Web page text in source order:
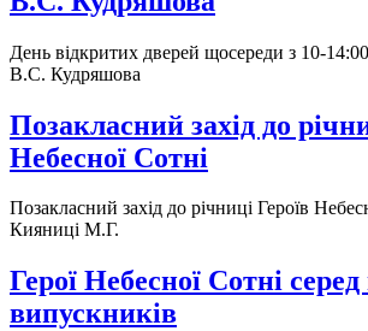
День відкритих дверей щосереди з 10-
В.С. Кудряшова
Позакласний захід до
Небесної Сотні
Позакласний захід до річниці Героїв
Кияниці М.Г.
Герої Небесної Сотні
випускників